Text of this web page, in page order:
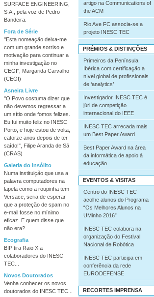
SURFACE ENGINEERING,
S.A., pela voz de Pedro
Bandeira.
Fora de Série
"Esta nomeação deixa-me
com um grande sorriso e
motivação para continuar a
minha investigação no
CEGI", Margarida Carvalho
(CEGI)
Asneira Livre
"O Povo costuma dizer que
não devemos regressar a
um sítio onde fomos felizes.
Eu fui muito feliz no INESC
Porto, e hoje estou de volta,
catorze anos depois de ter
saído!", Filipe Aranda de Sá
(CRAS)
Galeria do Insólito
Numa instituição que usa a
palavra computadores na
lapela como a roupinha tem
Versace, seria de esperar
que a proteção de spam no
e-mail fosse no mínimo
eficaz. E quem disse que
não era?
Ecografia
BIP tira Raio X a
colaboradores do INESC
TEC...
Novos Doutorados
Venha conhecer os novos
doutorados do INESC TEC...
artigo na Communications of
the ACM
Rio Ave FC associa-se a
projeto INESC TEC
PRÉMIOS & DISTINÇÕES
Primeiros da Península
Ibérica com certificação a
nível global de profissionais
de ‘analytics’
Investigador INESC TEC é
júri de competição
internacional do IEEE
INESC TEC arrecada mais
um Best Paper Award
Best Paper Award na área
da informática de apoio à
educação
EVENTOS & VISITAS
Centro do INESC TEC
acolhe alunos do Programa
“Os Melhores Alunos na
UMinho 2016”
INESC TEC colabora na
organização do Festival
Nacional de Robótica
INESC TEC participa em
conferência da rede
EURODEFENSE
RECORTES IMPRENSA